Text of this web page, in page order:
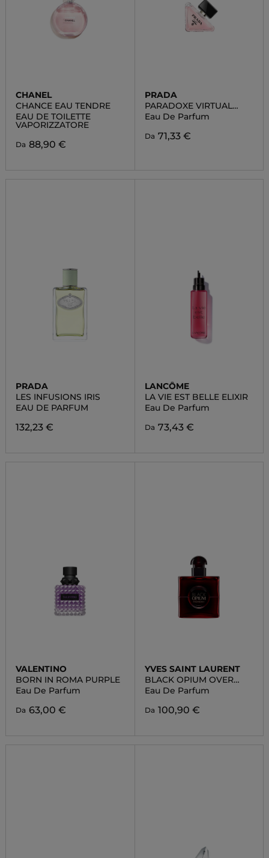
CHANEL
CHANCE EAU TENDRE
EAU DE TOILETTE
VAPORIZZATORE
Da 88,90 €
PRADA
PARADOXE VIRTUAL
FLOWER
Eau De Parfum
Da 71,33 €
PRADA
LES INFUSIONS IRIS
EAU DE PARFUM
132,23 €
LANCÔME
LA VIE EST BELLE ELIXIR
Eau De Parfum
Da 73,43 €
VALENTINO
BORN IN ROMA PURPLE
Eau De Parfum
Da 63,00 €
YVES SAINT LAURENT
BLACK OPIUM OVER
RED
Eau De Parfum
Da 100,90 €